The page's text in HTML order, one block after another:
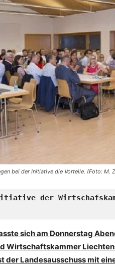
bei der Initiative die Vorteile. (Foto: M.
der
sich am Donnerstag
Wirtschaftskammer
der Landesausschuss mit